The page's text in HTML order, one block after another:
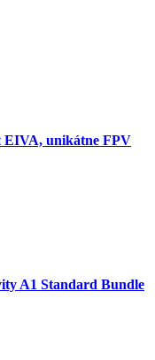
EIVA, unikátne FPV
A1 Standard Bundle